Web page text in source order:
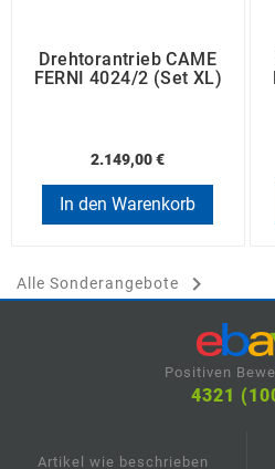
Drehtorantrieb CAME
FERNI 4024/2 (Set XL)
2.149,00 €
In den Warenkorb
Alle Sonderangebote 
Positiven
4321
Artikel wie beschrieben